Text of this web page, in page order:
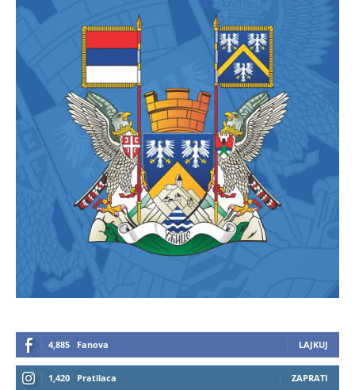
4,885 Fanova LAJKUJ
1,420 Pratilaca ZAPRATI